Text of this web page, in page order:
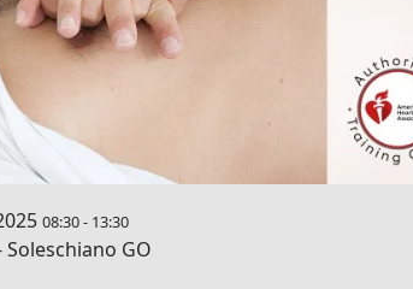
08:30- 13:30
Soleschiano GO